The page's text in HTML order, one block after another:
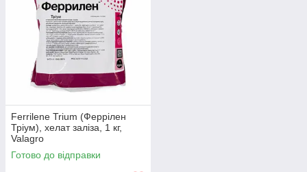
Ferrilene Trium (Феррілен
Тріум), хелат заліза, 1 кг,
Valagro
Готово до відправки